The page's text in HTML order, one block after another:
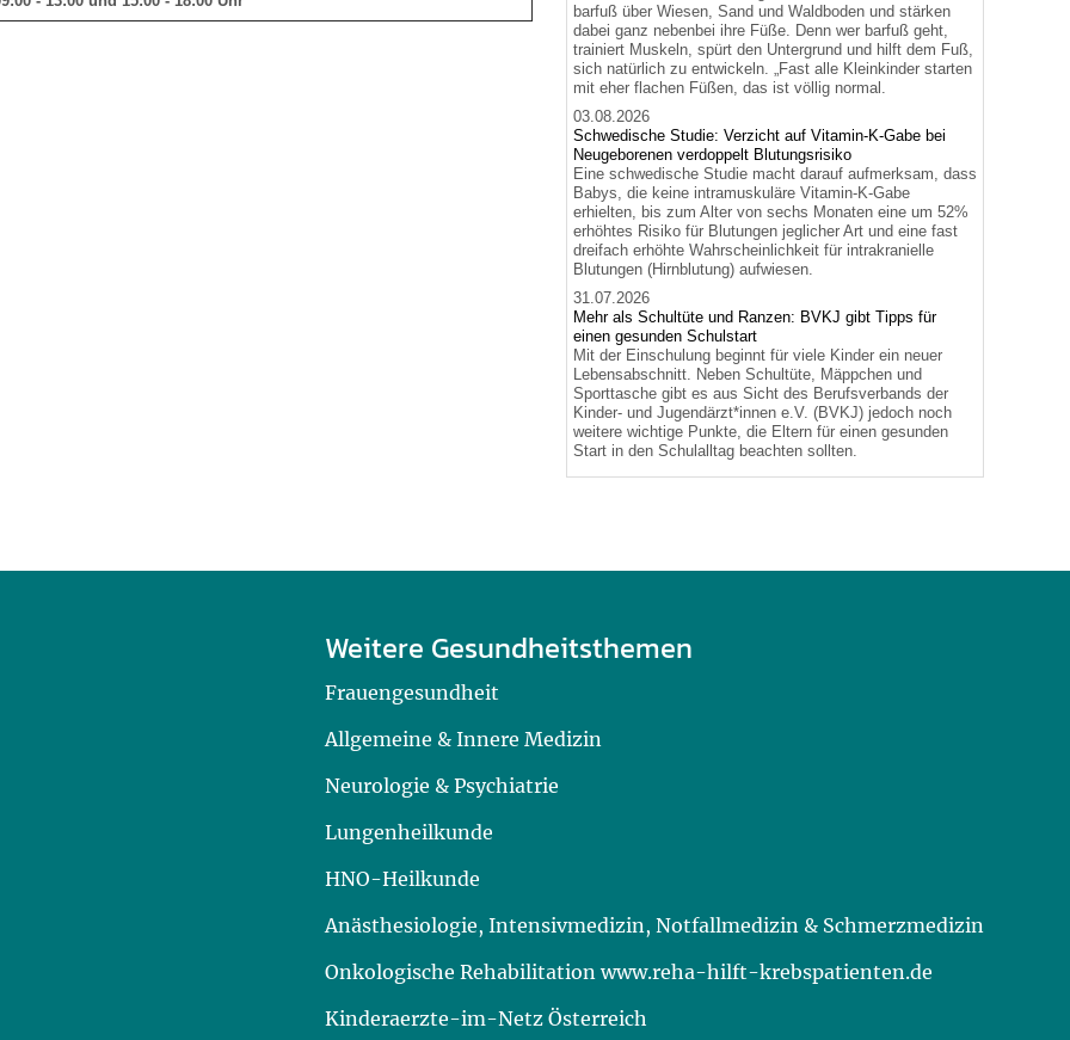
barfuß über Wiesen, Sand und Waldboden und stärken
dabei ganz nebenbei ihre Füße. Denn wer barfuß geht,
trainiert Muskeln, spürt den Untergrund und hilft dem Fuß,
sich natürlich zu entwickeln. „Fast alle Kleinkinder starten
mit eher flachen Füßen, das ist völlig normal.
03.08.2026
Schwedische Studie: Verzicht auf Vitamin-K-Gabe bei
Neugeborenen verdoppelt Blutungsrisiko
Eine schwedische Studie macht darauf aufmerksam, dass
Babys, die keine intramuskuläre Vitamin-K-Gabe
erhielten, bis zum Alter von sechs Monaten eine um 52%
erhöhtes Risiko für Blutungen jeglicher Art und eine fast
dreifach erhöhte Wahrscheinlichkeit für intrakranielle
Blutungen (Hirnblutung) aufwiesen.
31.07.2026
Mehr als Schultüte und Ranzen: BVKJ gibt Tipps für
einen gesunden Schulstart
Mit der Einschulung beginnt für viele Kinder ein neuer
Lebensabschnitt. Neben Schultüte, Mäppchen und
Sporttasche gibt es aus Sicht des Berufsverbands der
Kinder- und Jugendärzt*innen e.V. (BVKJ) jedoch noch
weitere wichtige Punkte, die Eltern für einen gesunden
Start in den Schulalltag beachten sollten.
Weitere Gesundheitsthemen
Frauengesundheit
Allgemeine & Innere Medizin
Neurologie & Psychiatrie
Lungenheilkunde
HNO-Heilkunde
Anästhesiologie, Intensivmedizin, Notfallmedizin & Schmerzmedizin
Onkologische Rehabilitation www.reha-hilft-krebspatienten.de
Kinderaerzte-im-Netz Österreich